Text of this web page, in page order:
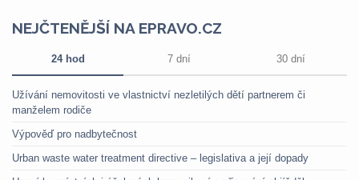
NEJČTENĚJŠÍ NA EPRAVO.CZ
24 hod 7 dní 30 dní
Užívání nemovitosti ve vlastnictví nezletilých dětí partnerem či
manželem rodiče
Výpověď pro nadbytečnost
Urban waste water treatment directive – legislativa a její dopady